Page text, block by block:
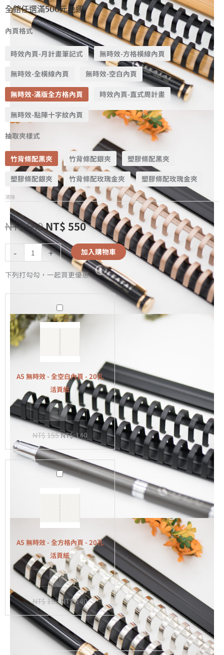
全館任選滿500元免運
內頁格式
時效內頁-月計畫筆記式 無時效-方格橫線內頁
無時效-全橫線內頁 無時效-空白內頁
無時效-滿版全方格內頁 時效內頁-直式周計畫
無時效-點陣十字紋內頁
抽取夾樣式
竹背條配黑夾 竹背條配銀夾 塑膠條配黑夾
塑膠條配銀夾 竹背條配玫瑰金夾 塑膠條配玫瑰金夾
清除
NT$600NT$ 550
- + 加入購物車
下列打勾勾，一起買更優惠
A5
無
效
全
空
白
內
頁
-
20
孔
活
A5 無時效 - 全空白內頁 - 20孔
活頁紙
- +
NT$155NT$140
A5
效
-
全
方
內
頁
-
孔
活
A5 無時效 - 全方格內頁 - 20孔
活頁紙
- +
NT$155NT$140